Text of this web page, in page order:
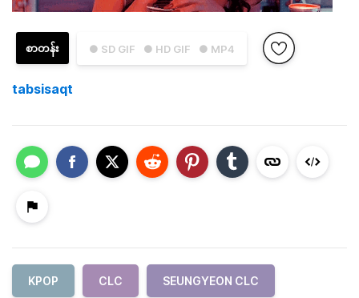
● SD GIF ● HD GIF ● MP4
စာတန်း
tabsisaqt
KPOP CLC SEUNGYEON CLC